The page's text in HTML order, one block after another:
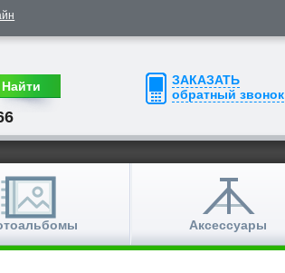
ЗАКАЗАТЬ
обратный звонок
Найти
Аксессуары